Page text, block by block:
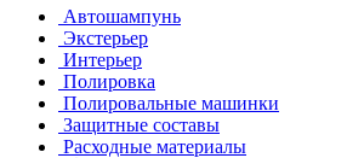
Автошампунь
Экстерьер
Интерьер
Полировка
Полировальные машинки
Защитные составы
Расходные материалы